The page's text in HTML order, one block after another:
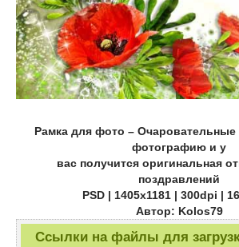
Рамка для фото – Очаровательные
фотографию и у
вас получится оригинальная
поздравлений
PSD | 1405х1181 | 300dpi |
Автор: Kolos79
Ссылки на файлы для